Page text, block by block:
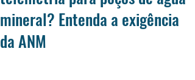
mineral? Entenda a exigência
da ANM